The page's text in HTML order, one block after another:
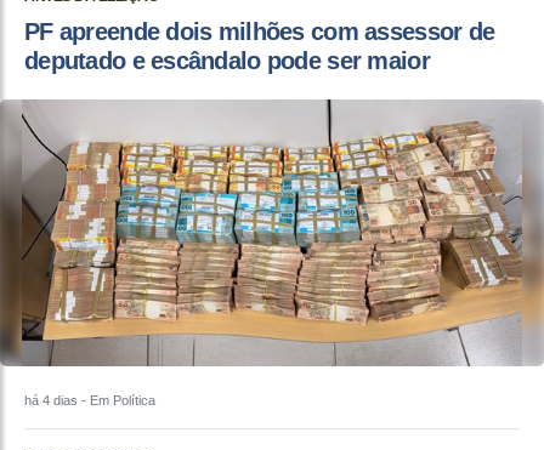
PF apreende dois milhões com assessor de
deputado e escândalo pode ser maior
há 4 dias - Em Política